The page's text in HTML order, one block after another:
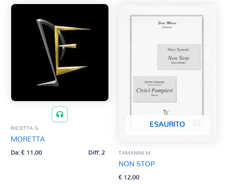
RICOTTA G.
MORETTA
Da:€11,00 Diff: 2
ESAURITO
TAMANINI M.
NON STOP
€12,00